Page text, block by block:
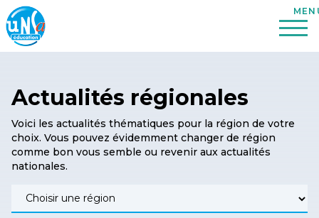
Actualités régionales
Voici les actualités thématiques pour la région de votre
choix. Vous pouvez évidemment changer de région
comme bon vous semble ou revenir aux actualités
nationales.